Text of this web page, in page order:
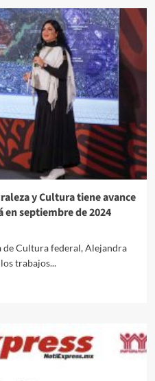
y Cultura tiene avance
septiembre de 2024
de Cultura federal, Alejandra
trabajos...